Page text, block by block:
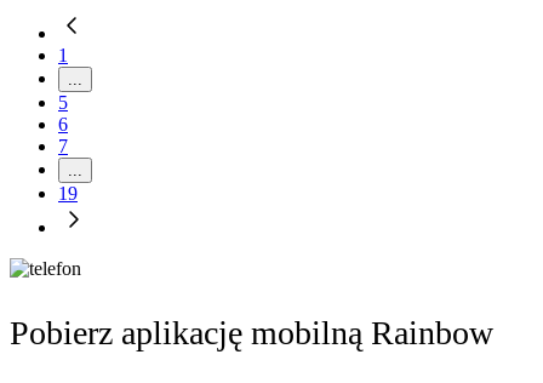
1
...
5
6
7
...
19
Pobierz aplikację mobilną Rainbow